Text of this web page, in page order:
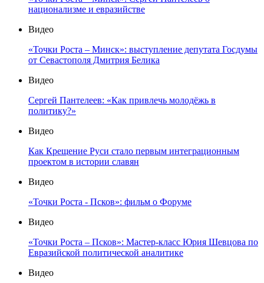
национализме и евразийстве
Видео
«Точки Роста – Минск»: выступление депутата Госдумы
от Севастополя Дмитрия Белика
Видео
Сергей Пантелеев: «Как привлечь молодёжь в
политику?»
Видео
Как Крещение Руси стало первым интеграционным
проектом в истории славян
Видео
«Точки Роста - Псков»: фильм о Форуме
Видео
«Точки Роста – Псков»: Мастер-класс Юрия Шевцова по
Евразийской политической аналитике
Видео